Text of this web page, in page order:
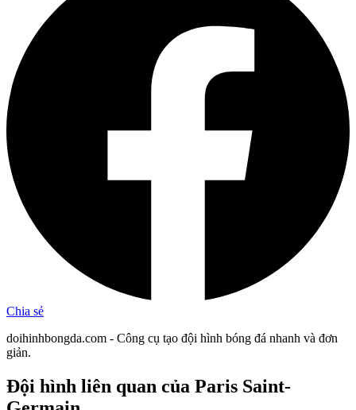
Chia sẻ
doihinhbongda.com - Công cụ tạo đội hình bóng đá nhanh và đơn
giản.
Đội hình liên quan của Paris Saint-